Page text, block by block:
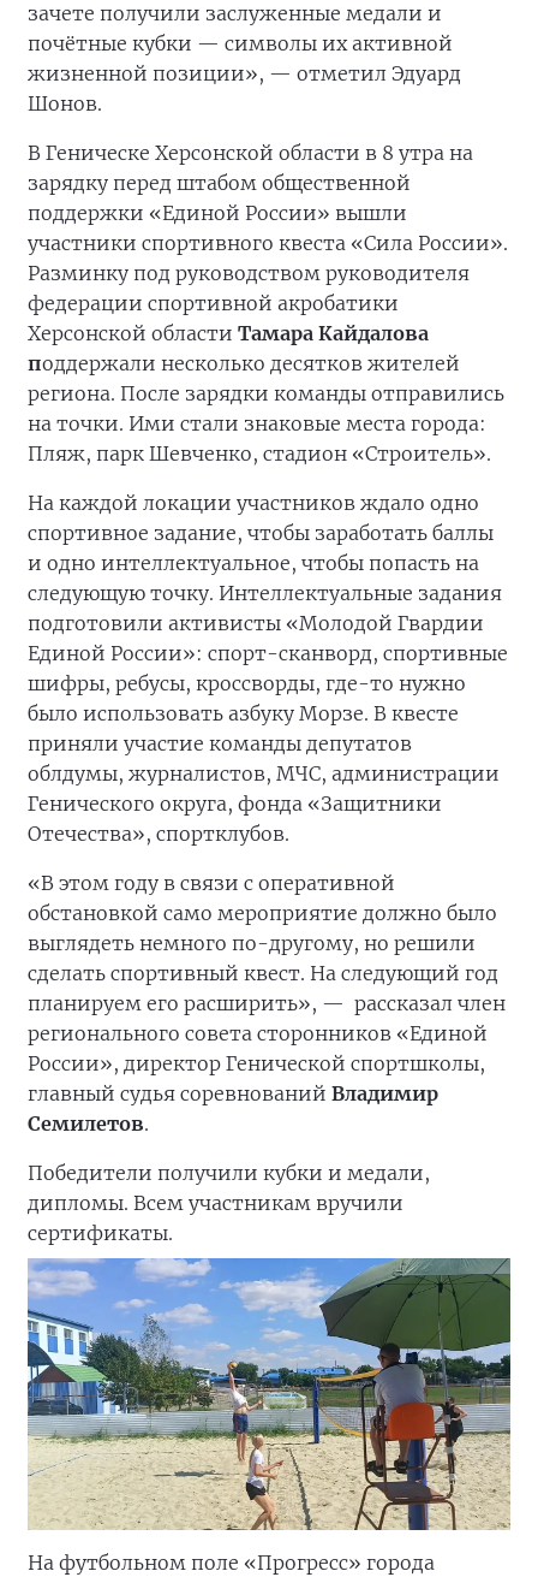
зачете получили заслуженные медали и
почётные кубки — символы их активной
жизненной позиции», — отметил Эдуард
Шонов.
В Геническе Херсонской области в 8 утра на
зарядку перед штабом общественной
поддержки «Единой России» вышли
участники спортивного квеста «Сила России».
Разминку под руководством руководителя
федерации спортивной акробатики
Херсонской области Тамара Кайдалова
поддержали несколько десятков жителей
региона. После зарядки команды отправились
на точки. Ими стали знаковые места города:
Пляж, парк Шевченко, стадион «Строитель».
На каждой локации участников ждало одно
спортивное задание, чтобы заработать баллы
и одно интеллектуальное, чтобы попасть на
следующую точку. Интеллектуальные задания
подготовили активисты «Молодой Гвардии
Единой России»: спорт-сканворд, спортивные
шифры, ребусы, кроссворды, где-то нужно
было использовать азбуку Морзе. В квесте
приняли участие команды депутатов
облдумы, журналистов, МЧС, администрации
Генического округа, фонда «Защитники
Отечества», спортклубов.
«В этом году в связи с оперативной
обстановкой само мероприятие должно было
выглядеть немного по-другому, но решили
сделать спортивный квест. На следующий год
планируем его расширить», — рассказал член
регионального совета сторонников «Единой
России», директор Генической спортшколы,
главный судья соревнований Владимир
Семилетов.
Победители получили кубки и медали,
дипломы. Всем участникам вручили
сертификаты.
На футбольном поле «Прогресс» города